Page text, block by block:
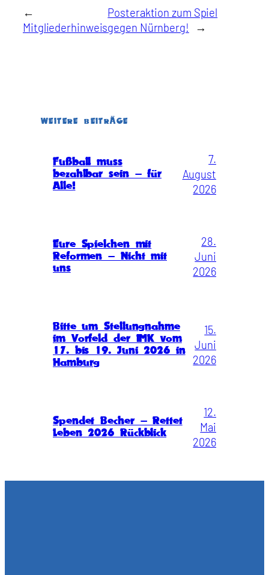
←
Mitgliederhinweis
Posteraktion zum Spiel
gegen Nürnberg!
→
WEITERE BEITRÄGE
Fußball muss
bezahlbar sein – für
Alle!
7.
August
2026
Eure Spielchen mit
Reformen – Nicht mit
uns
28.
Juni
2026
Bitte um Stellungnahme
im Vorfeld der IMK vom
17. bis 19. Juni 2026 in
Hamburg
15.
Juni
2026
Spendet Becher – Rettet
Leben 2026 Rückblick
12.
Mai
2026